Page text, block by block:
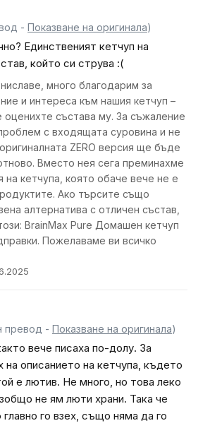
- Показване на оригинала)
Единственият кетчуп на
който си струва :(
много благодарим за
и интереса към нашия кетчуп –
оценихте състава му. За съжаление
с входящата суровина и не
ZERO версия ще бъде
Вместо нея сега преминахме
на кетчупа, която обаче вече не е
Ако търсите също
алтернатива с отличен състав,
BrainMax Pure Домашен кетчуп
Пожелаваме ви всичко
превод - Показване на оригинала)
вече писаха по-долу. За
на описанието на кетчупа, където
е лютив. Не много, но това леко
не ям люти храни. Така че
го взех, също няма да го